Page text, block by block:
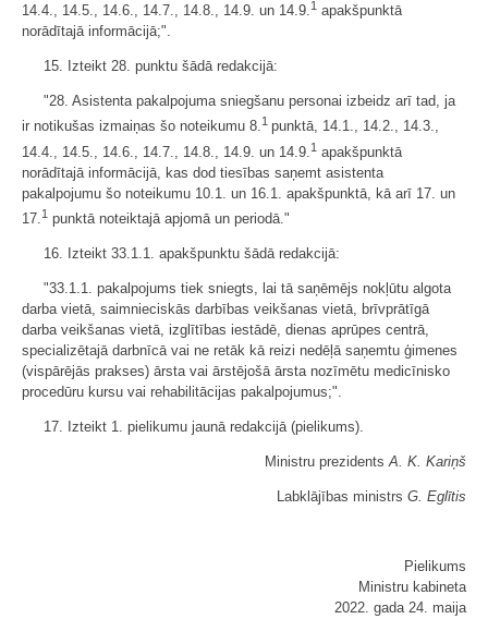
14.4., 14.5., 14.6., 14.7., 14.8., 14.9. un 14.9.1 apakšpunktā
norādītajā informācijā;".
15. Izteikt 28. punktu šādā redakcijā:
"28. Asistenta pakalpojuma sniegšanu personai izbeidz arī tad, ja
ir notikušas izmaiņas šo noteikumu 8.1 punktā, 14.1., 14.2., 14.3.,
14.4., 14.5., 14.6., 14.7., 14.8., 14.9. un 14.9. 1 apakšpunktā
norādītajā informācijā, kas dod tiesības saņemt asistenta
pakalpojumu šo noteikumu 10.1. un 16.1. apakšpunktā, kā arī 17. un
17.1 punktā noteiktajā apjomā un periodā."
16. Izteikt 33.1.1. apakšpunktu šādā redakcijā:
"33.1.1. pakalpojums tiek sniegts, lai tā saņēmējs nokļūtu algota
darba vietā, saimnieciskās darbības veikšanas vietā, brīvprātīgā
darba veikšanas vietā, izglītības iestādē, dienas aprūpes centrā,
specializētajā darbnīcā vai ne retāk kā reizi nedēļā saņemtu ģimenes
(vispārējās prakses) ārsta vai ārstējošā ārsta nozīmētu medicīnisko
procedūru kursu vai rehabilitācijas pakalpojumus;".
17. Izteikt 1. pielikumu jaunā redakcijā (​pielikums).
Ministru prezidentsA. K. Kariņš
Labklājības ministrs G. Eglītis
Pielikums
Ministru kabineta
2022. gada 24. maija